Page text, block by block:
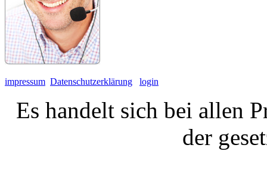
impressum Datenschutzerklärung login
Es handelt sich bei allen
der